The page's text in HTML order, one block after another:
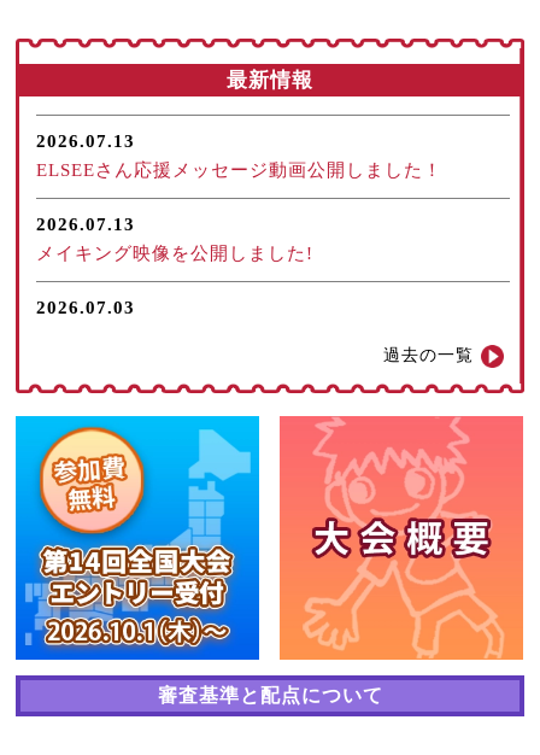
最新情報
2026.07.13
ELSEEさん応援メッセージ動画公開しました！
2026.07.13
メイキング映像を公開しました!
2026.07.03
2026.05.30
第13回大会振り返り 出場チーム紹介を公開しました
過去の一覧
審査基準と配点について